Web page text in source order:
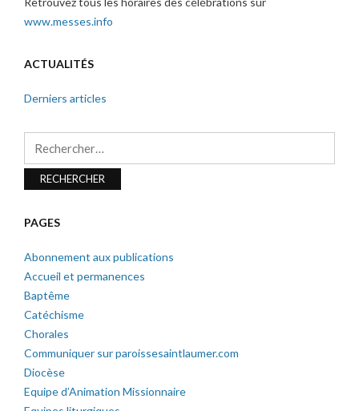
www.messes.info
ACTUALITÉS
Derniers articles
PAGES
Abonnement aux publications
Accueil et permanences
Baptême
Catéchisme
Chorales
Communiquer sur paroissesaintlaumer.com
Diocèse
Equipe d’Animation Missionnaire